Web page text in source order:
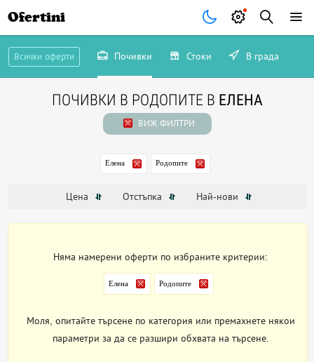
Ofertini
Всички оферти Почивки Стоки В града
ПОЧИВКИ В РОДОПИТЕ В ЕЛЕНА
ВИЖ ФИЛТРИ
Елена Родопите
Цена Отстъпка Най-нови
Няма намерени оферти по избраните критерии:
Елена Родопите
Моля, опитайте търсене по категория или премахнете някои
параметри за да се разшири обхвата на търсене.